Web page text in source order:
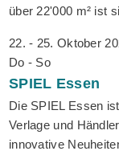
über 22'000 m² ist
22. - 25. Oktober
Do - So
SPIEL Essen
Die SPIEL Essen
Verlage und
innovative